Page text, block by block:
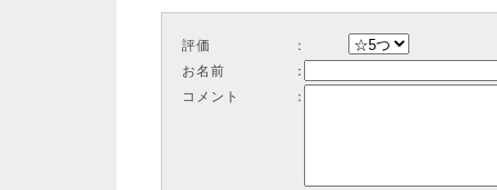
評価
：
お名前
：
コメント
：